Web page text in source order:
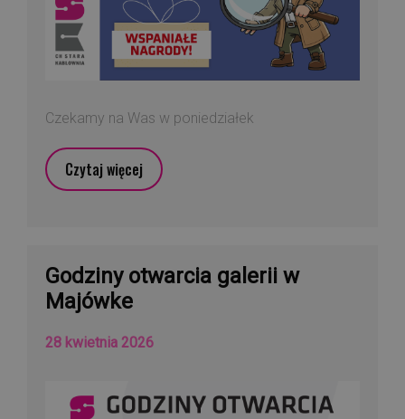
Czekamy na Was w poniedziałek
Czytaj więcej
Godziny otwarcia galerii w
Majówke
28 kwietnia 2026